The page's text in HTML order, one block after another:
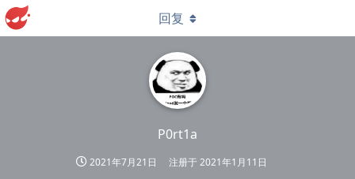
P0rt1a
2021年7月21日 注册于2021年1月11日
回复